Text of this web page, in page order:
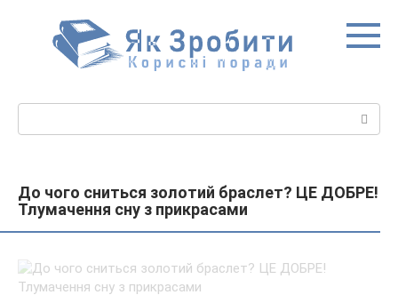
До чого сниться золотий браслет? ЦЕ ДОБРЕ!
Тлумачення сну з прикрасами